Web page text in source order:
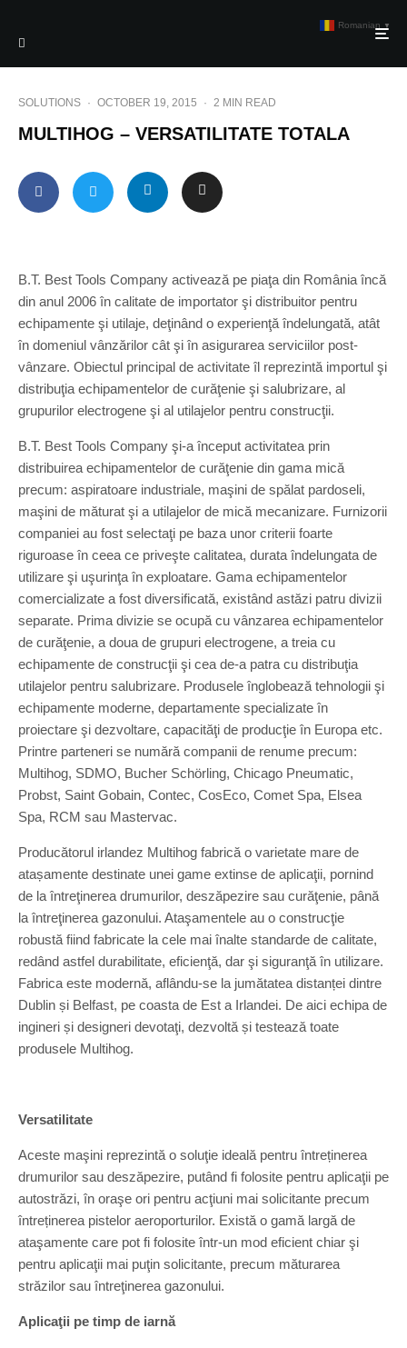
SOLUTIONS · OCTOBER 19, 2015 · 2 MIN READ
MULTIHOG – VERSATILITATE TOTALA
B.T. Best Tools Company activează pe piaţa din România încă
din anul 2006 în calitate de importator şi distribuitor pentru
echipamente şi utilaje, deţinând o experienţă îndelungată, atât
în domeniul vânzărilor cât şi în asigurarea serviciilor post-
vânzare. Obiectul principal de activitate îl reprezintă importul şi
distribuţia echipamentelor de curăţenie şi salubrizare, al
grupurilor electrogene şi al utilajelor pentru construcţii.
B.T. Best Tools Company şi-a început activitatea prin
distribuirea echipamentelor de curăţenie din gama mică
precum: aspiratoare industriale, maşini de spălat pardoseli,
maşini de măturat şi a utilajelor de mică mecanizare. Furnizorii
companiei au fost selectaţi pe baza unor criterii foarte
riguroase în ceea ce priveşte calitatea, durata îndelungata de
utilizare şi uşurinţa în exploatare. Gama echipamentelor
comercializate a fost diversificată, existând astăzi patru divizii
separate. Prima divizie se ocupă cu vânzarea echipamentelor
de curăţenie, a doua de grupuri electrogene, a treia cu
echipamente de construcţii şi cea de-a patra cu distribuţia
utilajelor pentru salubrizare. Produsele înglobează tehnologii şi
echipamente moderne, departamente specializate în
proiectare şi dezvoltare, capacităţi de producţie în Europa etc.
Printre parteneri se numără companii de renume precum:
Multihog, SDMO, Bucher Schörling, Chicago Pneumatic,
Probst, Saint Gobain, Contec, CosEco, Comet Spa, Elsea
Spa, RCM sau Mastervac.
Producătorul irlandez Multihog fabrică o varietate mare de
atașamente destinate unei game extinse de aplicaţii, pornind
de la întreţinerea drumurilor, deszăpezire sau curăţenie, până
la întreţinerea gazonului. Ataşamentele au o construcţie
robustă fiind fabricate la cele mai înalte standarde de calitate,
redând astfel durabilitate, eficienţă, dar şi siguranţă în utilizare.
Fabrica este modernă, aflându-se la jumătatea distanței dintre
Dublin și Belfast, pe coasta de Est a Irlandei. De aici echipa de
ingineri și designeri devotaţi, dezvoltă și testează toate
produsele Multihog.
Versatilitate
Aceste maşini reprezintă o soluţie ideală pentru întreținerea
drumurilor sau deszăpezire, putând fi folosite pentru aplicaţii pe
autostrăzi, în oraşe ori pentru acţiuni mai solicitante precum
întreținerea pistelor aeroporturilor. Există o gamă largă de
ataşamente care pot fi folosite într-un mod eficient chiar şi
pentru aplicaţii mai puţin solicitante, precum măturarea
străzilor sau întreţinerea gazonului.
Aplicaţii pe timp de iarnă
Romanian ▼